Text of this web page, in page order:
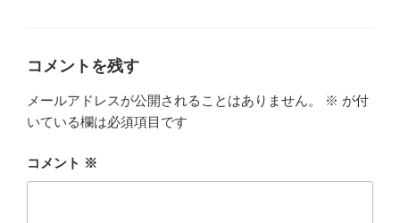
コメントを残す
メールアドレスが公開されることはありません。 ※ が付
いている欄は必須項目です
コメント ※